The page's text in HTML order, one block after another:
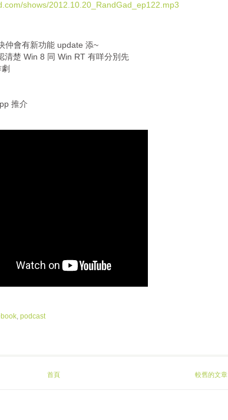
r
shows/2012.10.20_RandGad_ep122.mp3
仲會有新功能 update 添~
清楚 Win 8 同 Win RT 有咩分別先
推介
, podcast
較舊的文章
首頁